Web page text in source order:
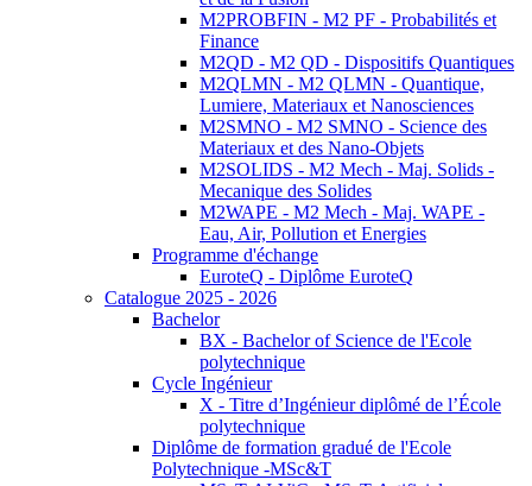
M2PROBFIN - M2 PF - Probabilités et
Finance
M2QD - M2 QD - Dispositifs Quantiques
M2QLMN - M2 QLMN - Quantique,
Lumiere, Materiaux et Nanosciences
M2SMNO - M2 SMNO - Science des
Materiaux et des Nano-Objets
M2SOLIDS - M2 Mech - Maj. Solids -
Mecanique des Solides
M2WAPE - M2 Mech - Maj. WAPE -
Eau, Air, Pollution et Energies
Programme d'échange
EuroteQ - Diplôme EuroteQ
Catalogue 2025 - 2026
Bachelor
BX - Bachelor of Science de l'Ecole
polytechnique
Cycle Ingénieur
X - Titre d’Ingénieur diplômé de l’École
polytechnique
Diplôme de formation gradué de l'Ecole
Polytechnique -MSc&T